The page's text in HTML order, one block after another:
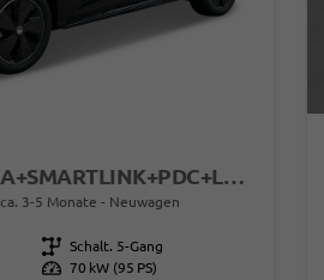
EXTRA SHZ+KLIMA+SMARTLINK+PDC+LED+TEMPOMAT
3-5 Monate Neuwagen
Getriebe Schalt. 5-Gang
Leistung 70 kW (95 PS)